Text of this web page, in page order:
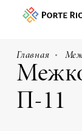
Главная
П-11